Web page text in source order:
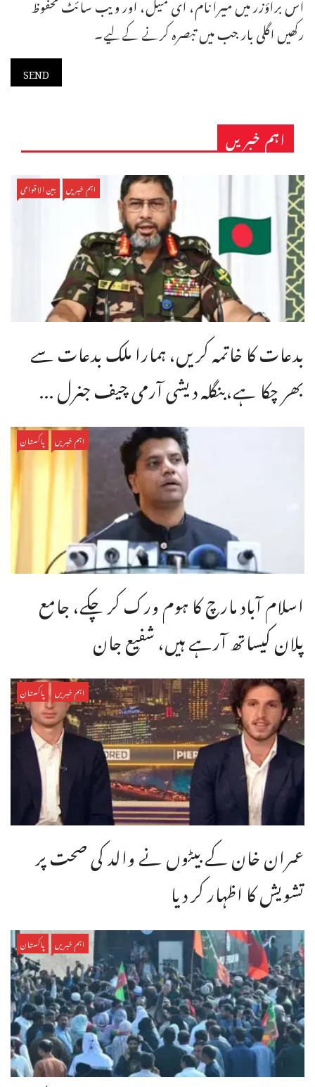
رکھیں اگلی بار جب میں تبصرہ کرنے کےلیے۔
اہم خبریں
اہم خبریں بین الاقوامی
بدعات کا خاتمہ کریں، ہمارا ملک بدعات سے
بھر چکا ہے،بنگله دیشی آرمی چیف جنرل ...
اہم خبریں پاکستان
اسلام آباد مارچ کا ہوم ورک کر چکے، جامع
پلان کیساتھ آرہے ہیں، شفیع جان
اہم خبریں پاکستان
عمران خان کے بیٹوں نے والد کی صحت پر
تشویش کا اظہار کر دیا
اہم خبریں پاکستان